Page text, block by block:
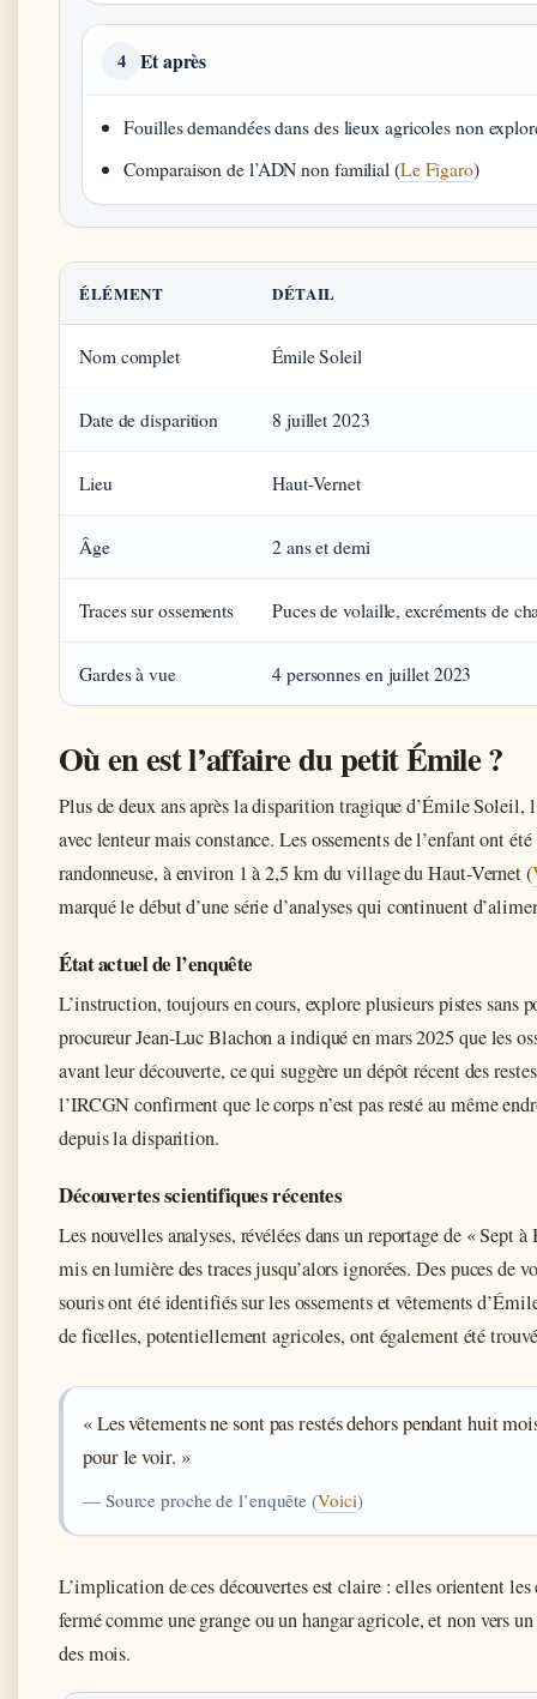
4 Et après
Fouilles demandées dans des lieux agricoles non
Comparaison de l’ADN non familial (Le Figaro)
ÉLÉMENT DÉTAIL
Nom complet Émile Soleil
Date de disparition 8 juillet 2023
Lieu Haut-Vernet
Âge 2 ans et demi
Traces sur ossements Puces de volaille, excréments de
Gardes à vue 4 personnes en juillet 2023
Où en est l’affaire du petit Émile ?
Plus de deux ans après la disparition tragique d’Émile Soleil,
avec lenteur mais constance. Les ossements de l’enfant ont
randonneuse, à environ 1 à 2,5 km du village du Haut-Vernet (
marqué le début d’une série d’analyses qui continuent
État actuel de l’enquête
L’instruction, toujours en cours, explore plusieurs pistes sans
procureur Jean-Luc Blachon a indiqué en mars 2025 que les
avant leur découverte, ce qui suggère un dépôt récent des
l’IRCGN confirment que le corps n’est pas resté au même
depuis la disparition.
Découvertes scientifiques récentes
Les nouvelles analyses, révélées dans un reportage de «
mis en lumière des traces jusqu’alors ignorées. Des puces de
souris ont été identifiés sur les ossements et vêtements
de ficelles, potentiellement agricoles, ont également été
« Les vêtements ne sont pas restés dehors pendant huit
pour le voir. »
— Source proche de l’enquête (Voici)
L’implication de ces découvertes est claire : elles orientent
fermé comme une grange ou un hangar agricole, et non vers
des mois.